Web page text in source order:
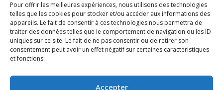
Pour offrir les meilleures expériences, nous utilisons des technologies
telles que les cookies pour stocker et/ou accéder aux informations des
appareils. Le fait de consentir à ces technologies nous permettra de
traiter des données telles que le comportement de navigation ou les ID
uniques sur ce site. Le fait de ne pas consentir ou de retirer son
consentement peut avoir un effet négatif sur certaines caractéristiques
et fonctions.
Accepter